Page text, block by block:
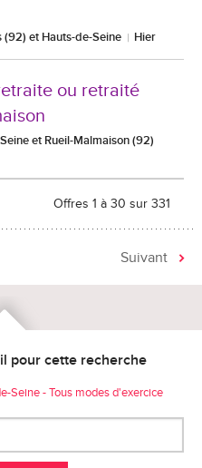
(92) et Hauts-de-Seine Hier
ou retraité
et Rueil-Malmaison (92)
Offres 1 à 30 sur 331
Suivant
pour cette recherche
Seine - Tous modes d'exercice